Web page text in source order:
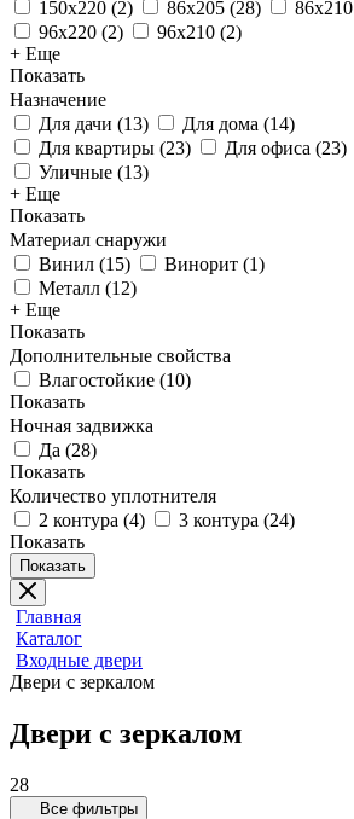
150х220 (2) 86x205 (28) 86х210
96x220 (2) 96х210 (2)
+ Еще
Показать
Назначение
Для дачи (13) Для дома (14)
Для квартиры (23) Для офиса (23)
Уличные (13)
+ Еще
Показать
Материал снаружи
Винил (15) Винорит (1)
Металл (12)
+ Еще
Показать
Дополнительные свойства
Влагостойкие (10)
Показать
Ночная задвижка
Да (28)
Показать
Количество уплотнителя
2 контура (4) 3 контура (24)
Показать
Показать
Главная
Каталог
Входные двери
Двери с зеркалом
Двери с зеркалом
28
Все фильтры